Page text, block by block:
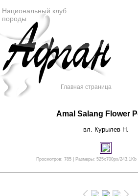
Национальный клуб
породы
Главная страница
Amal Salang Flower
вл. Курылев Н.
Просмотров: 785 | Размеры: 525x700px/243.1Kb